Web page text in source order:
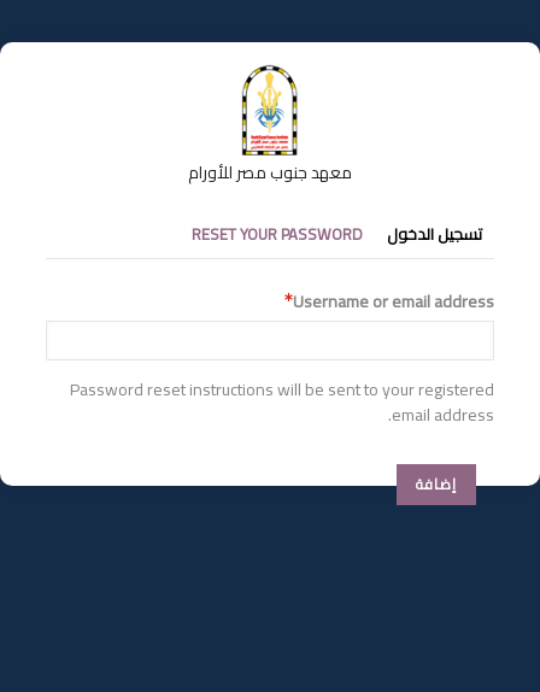
إلى
المحتوى
معهد جنوب مصر للأورام
التبويبات
الأساسية
تسجيل الدخول RESET YOUR PASSWORD
Username or email address
Password reset instructions will be sent to your registered
email address.